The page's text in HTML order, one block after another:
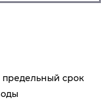
предельный срок